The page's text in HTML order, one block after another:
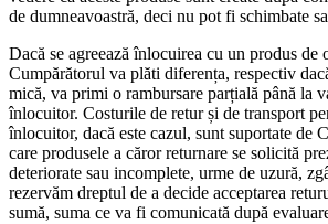
de dumneavoastră, deci nu pot fi schimbate
Dacă se agreează înlocuirea cu un produs de
Cumpărătorul va plăti diferența, respectiv
mică, va primi o rambursare parțială până la
înlocuitor. Costurile de retur și de transport
înlocuitor, dacă este cazul, sunt suportate de
care produsele a căror returnare se solicită
deteriorate sau incomplete, urme de uzură,
rezervăm dreptul de a decide acceptarea
sumă, suma ce va fi comunicată după